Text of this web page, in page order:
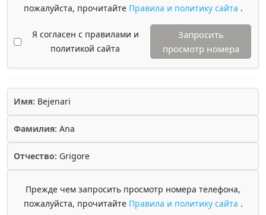
пожалуйста, прочитайте Правила и политику сайта .
Я согласен с правилами и
политикой сайта
Запросить
просмотр номера
Имя: Bejenari
Фамилия: Ana
Отчество: Grigore
Прежде чем запросить просмотр номера телефона,
пожалуйста, прочитайте Правила и политику сайта .